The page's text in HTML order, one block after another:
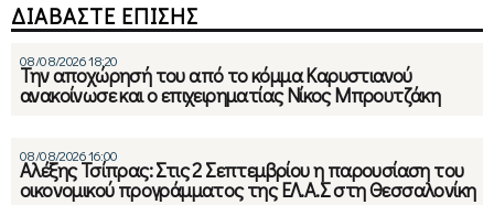
ΔΙΑΒΑΣΤΕ ΕΠΙΣΗΣ
08/08/2026 18:20
Την αποχώρησή του από το κόμμα Καρυστιανού
ανακοίνωσε και ο επιχειρηματίας Νίκος Μπρουτζάκη
08/08/2026 16:00
Αλέξης Τσίπρας: Στις 2 Σεπτεμβρίου η παρουσίαση του
οικονομικού προγράμματος της ΕΛ.Α.Σ στη Θεσσαλονίκη